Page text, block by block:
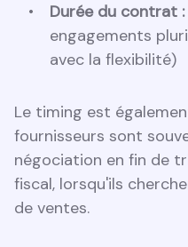
Durée du contrat :
engagements
avec la flexibilité)
Le timing est
fournisseurs sont
négociation en fin de
fiscal, lorsqu'ils
de ventes.